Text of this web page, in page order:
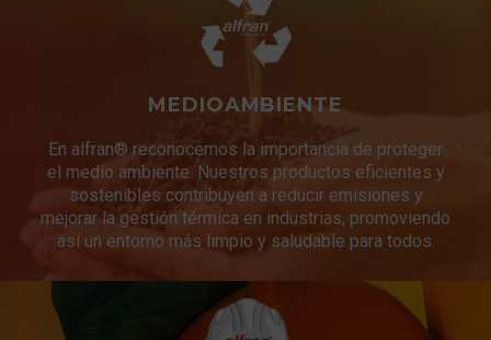
MEDIOAMBIENTE
En alfran® reconocemos la importancia de proteger
el medio ambiente. Nuestros productos eficientes y
sostenibles contribuyen a reducir emisiones y
mejorar la gestión térmica en industrias, promoviendo
así un entorno más limpio y saludable para todos.